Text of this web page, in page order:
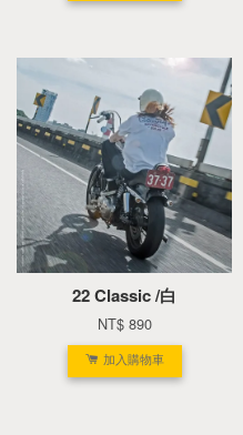
22 Classic /白
NT$ 890
加入購物車